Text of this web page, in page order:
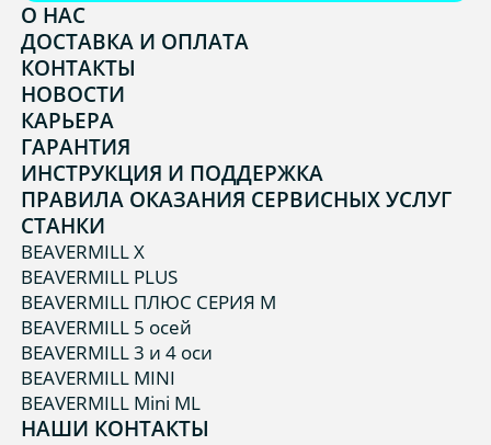
О НАС
ДОСТАВКА И ОПЛАТА
КОНТАКТЫ
НОВОСТИ
КАРЬЕРА
ГАРАНТИЯ
ИНСТРУКЦИЯ И ПОДДЕРЖКА
ПРАВИЛА ОКАЗАНИЯ СЕРВИСНЫХ УСЛУГ
СТАНКИ
BEAVERMILL X
BEAVERMILL PLUS
BEAVERMILL ПЛЮС СЕРИЯ М
BEAVERMILL 5 осей
BEAVERMILL 3 и 4 оси
BEAVERMILL MINI
BEAVERMILL Mini ML
НАШИ КОНТАКТЫ